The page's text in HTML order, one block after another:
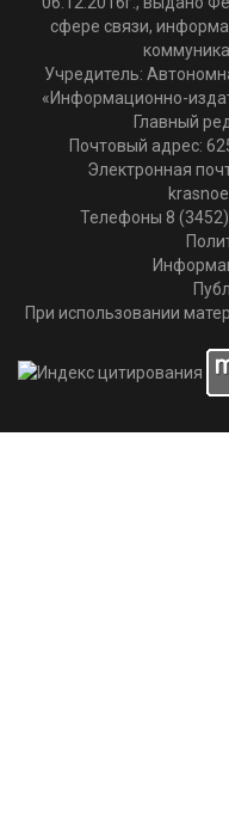
сфере связи,
Учредитель:
«Информационно-
Главный
Почтовый адрес:
Электронная
Телефоны 8
При использовании